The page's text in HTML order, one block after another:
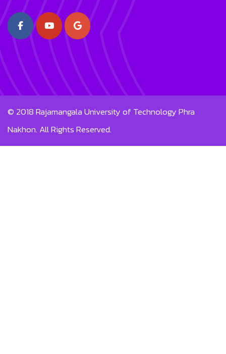
© 2018Rajamangala University of Technology Phra
Nakhon. All Rights Reserved.